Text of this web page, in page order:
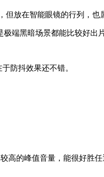
放在智能眼镜的行列，也
端黑暗场景都能比较好出片
防抖效果还不错。
高的峰值音量，能很好胜任